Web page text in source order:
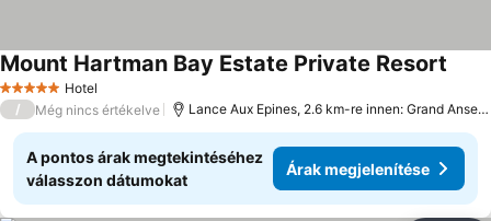
5 KategóriaHotel
Mount Hartman Bay Estate Private Resort
/ Még nincs értékelve Lance Aux Epines, 2.6 km-re innen: Grand Anse Bay
A pontos árak megtekintéséhez
válasszon dátumokat
Árak megjelenítése